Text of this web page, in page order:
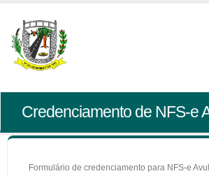
Credenciamento de NFS-e
Formulário de credenciamento para NFS-e